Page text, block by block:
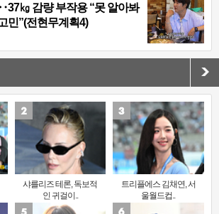
㎏ 감량 부작용 “못 알아봐
민”(전현무계획4)
샤를리즈 테론, 독보적
인 귀걸이..
트리플에스 김채연, 서
울월드컵..